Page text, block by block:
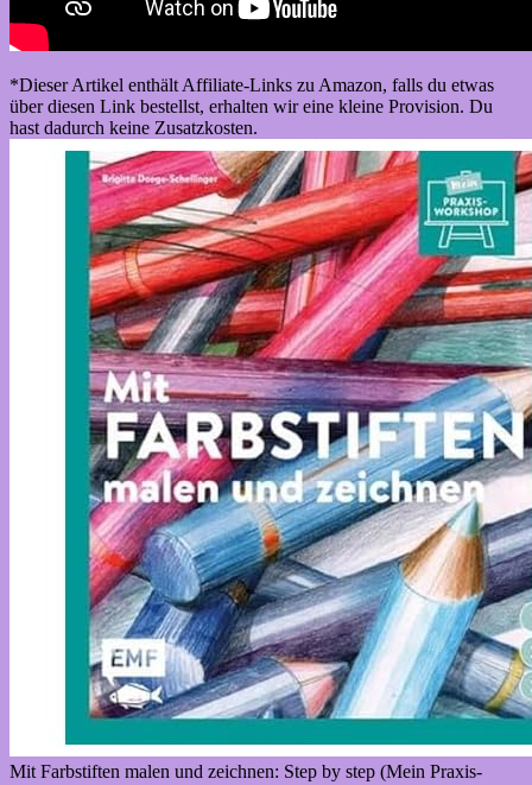
*Dieser Artikel enthält Affiliate-Links zu Amazon, falls du etwas
über diesen Link bestellst, erhalten wir eine kleine Provision. Du
hast dadurch keine Zusatzkosten.
Mit Farbstiften malen und zeichnen: Step by step (Mein Praxis-